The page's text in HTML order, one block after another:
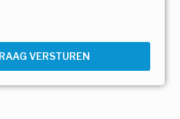
VERSTUREN